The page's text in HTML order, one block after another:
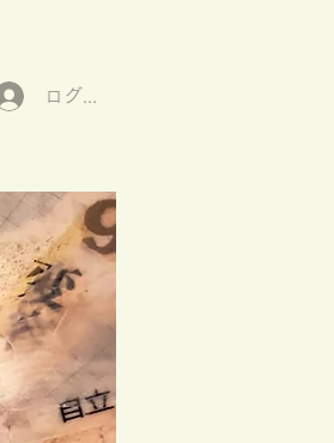
ログイン